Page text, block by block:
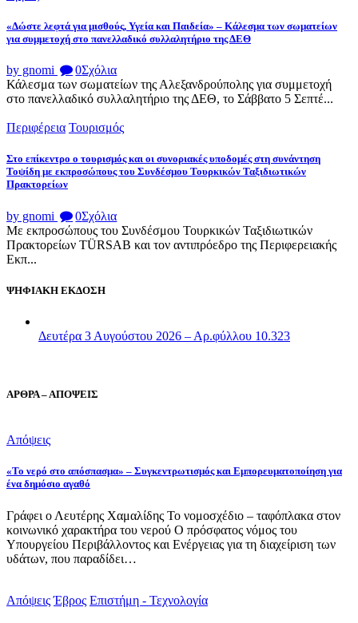
«Δώστε λεφτά για μισθούς, Υγεία και Παιδεία» – Κάλεσμα των σωματείων
για συμμετοχή στο πανελλαδικό συλλαλητήριο της ΔΕΘ
by gnomi 0Σχόλια
Κάλεσμα των σωματείων της Αλεξανδρούπολης για συμμετοχή
στο πανελλαδικό συλλαλητήριο της ΔΕΘ, το Σάββατο 5 Σεπτέ...
Περιφέρεια Τουρισμός
Στο επίκεντρο ο τουρισμός και οι συνοριακές υποδομές στη συνάντηση
Τοψίδη με εκπροσώπους του Συνδέσμου Τουρκικών Ταξιδιωτικών
Πρακτορείων
by gnomi 0Σχόλια
Με εκπροσώπους του Συνδέσμου Τουρκικών Ταξιδιωτικών
Πρακτορείων TÜRSAB και τον αντιπρόεδρο της Περιφερειακής
Εκπ...
ΨΗΦΙΑΚΗ ΕΚΔΟΣΗ
Δευτέρα 3 Αυγούστου 2026 – Αρ.φύλλου 10.323
ΑΡΘΡΑ – ΑΠΟΨΕΙΣ
Απόψεις
«Το νερό στο απόσπασμα» – Συγκεντρωτισμός και Εμπορευματοποίηση για
ένα δημόσιο αγαθό
Γράφει ο Λευτέρης Χαμαλίδης Το νομοσχέδιο – ταφόπλακα στον
κοινωνικό χαρακτήρα του νερού Ο πρόσφατος νόμος του
Υπουργείου Περιβάλλοντος και Ενέργειας για τη διαχείριση των
υδάτων, που παραδίδει…
Απόψεις Έβρος Επιστήμη - Τεχνολογία